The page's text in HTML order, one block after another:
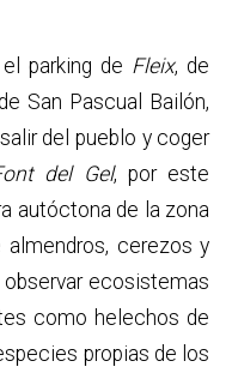
parking de Fleix, de
San Pascual Bailón,
del pueblo y coger
del Gel, por este
autóctona de la zona
cerezos y
observar ecosistemas
como helechos de
propias de los